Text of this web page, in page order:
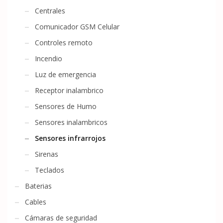
Centrales
Comunicador GSM Celular
Controles remoto
Incendio
Luz de emergencia
Receptor inalambrico
Sensores de Humo
Sensores inalambricos
Sensores infrarrojos
Sirenas
Teclados
Baterias
Cables
Cámaras de seguridad